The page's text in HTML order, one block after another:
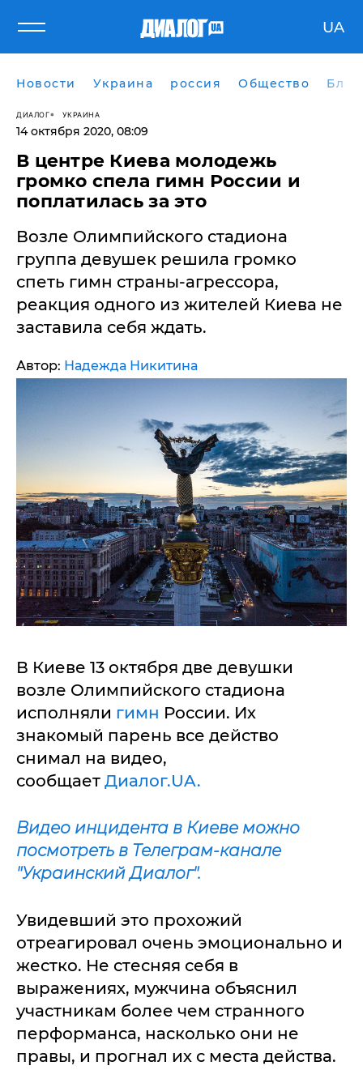
UA
Новости Украина россия Общество
ДИАЛОГ УКРАИНА
14 октября 2020, 08:09
В центре Киева молодежь
громко спела гимн России и
поплатилась за это
Возле Олимпийского стадиона
группа девушек решила громко
спеть гимн страны-агрессора,
реакция одного из жителей Киева не
заставила себя ждать.
Автор: Надежда Никитина
В Киеве 13 октября две девушки
возле Олимпийского стадиона
исполняли гимн России. Их
знакомый парень все действо
снимал на видео,
сообщает Диалог.UA.
Видео инцидента в Киеве можно
посмотреть в Телеграм-канале
"Украинский Диалог".
Увидевший это прохожий
отреагировал очень эмоционально и
жестко. Не стесняя себя в
выражениях, мужчина объяснил
участникам более чем странного
перформанса, насколько они не
правы, и прогнал их с места действа.